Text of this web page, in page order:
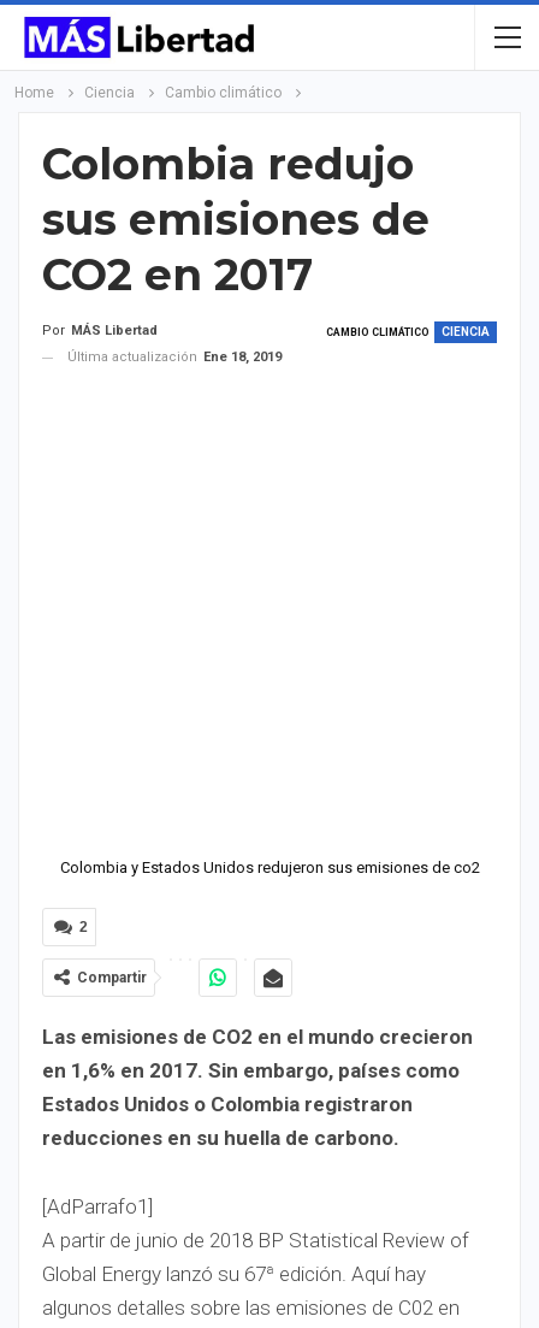
Home Ciencia Cambio climático
Colombia redujo
sus emisiones de
CO2 en 2017
CAMBIO CLIMÁTICO CIENCIA
Por MÁS Libertad
Última actualización
Ene 18, 2019
Colombia y Estados Unidos redujeron sus emisiones de co2
2
Compartir
Las emisiones de CO2 en el mundo crecieron
en 1,6% en 2017. Sin embargo, países como
Estados Unidos o Colombia registraron
reducciones en su huella de carbono.
[AdParrafo1]
A partir de junio de 2018 BP Statistical Review of
Global Energy lanzó su 67ª edición. Aquí hay
algunos detalles sobre las emisiones de C02 en